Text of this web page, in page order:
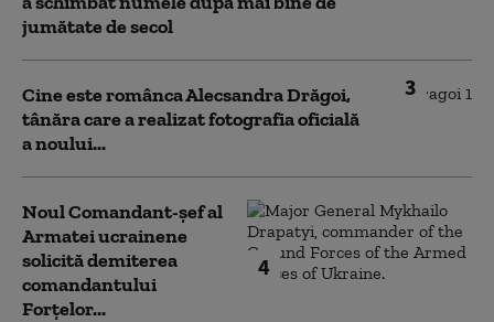
jumătate de secol
3
Cine este românca Alecsandra Drăgoi,
tânăra care a realizat fotografia oficială
a noului...
4
Noul Comandant-șef al
Armatei ucrainene
solicită demiterea
comandantului
Forțelor...